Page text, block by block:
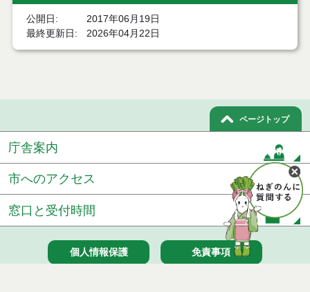
公開日
2017年06月19日
最終更新日
2026年04月22日
ページトップ
庁舎案内
市へのアクセス
窓口と受付時間
個人情報保護 免責事項